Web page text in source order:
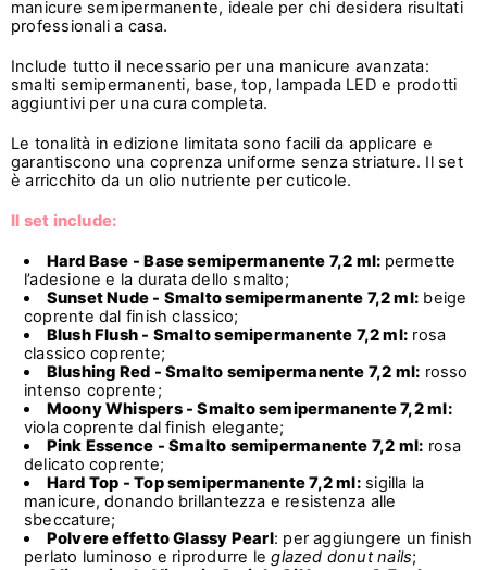
manicure semipermanente, ideale per chi desidera risultati
professionali a casa.
Include tutto il necessario per una manicure avanzata:
smalti semipermanenti, base, top, lampada LED e prodotti
aggiuntivi per una cura completa.
Le tonalità in edizione limitata sono facili da applicare e
garantiscono una coprenza uniforme senza striature. Il set
è arricchito da un olio nutriente per cuticole.
Il set include:
Hard Base - Base semipermanente 7,2 ml: permette
l’adesione e la durata dello smalto;
Sunset Nude - Smalto semipermanente 7,2 ml: beige
coprente dal finish classico;
Blush Flush - Smalto semipermanente 7,2 ml: rosa
classico coprente;
Blushing Red - Smalto semipermanente 7,2 ml: rosso
intenso coprente;
Moony Whispers -Smalto semipermanente 7,2 ml:
viola coprente dal finish elegante;
Pink Essence - Smalto semipermanente 7,2 ml: rosa
delicato coprente;
Hard Top -Top semipermanente 7,2 ml:sigilla la
manicure, donando brillantezza e resistenza alle
sbeccature;
Polvere effetto Glassy Pearl: per aggiungere un finish
perlato luminoso e riprodurre leglazed donut nails;